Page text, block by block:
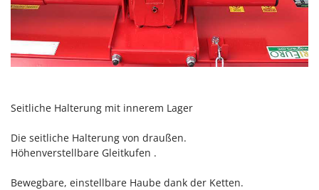
Wasserpumpen für Traktoren
Wein- und Obstpressen
Wein- und Ölschichtenfilter
Wippsägen
Wurstfüller
Z
Zerstäuber
L
Laica
Lampacrescia - MGM
Landxcape
Lavor
Lisam
Seitliche Halterung mit innerem Lager
Die seitliche Halterung von draußen.
Höhenverstellbare Gleitkufen .
Bewegbare, einstellbare Haube dank der Ketten.